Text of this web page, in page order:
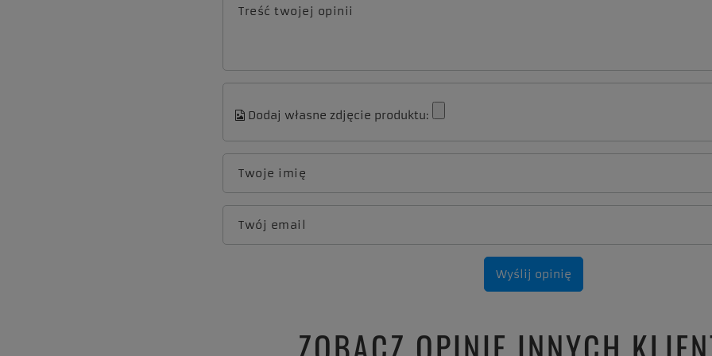
Treść twojej opinii
Dodaj własne zdjęcie produktu:
Twoje imię
Twój email
Wyślij opinię